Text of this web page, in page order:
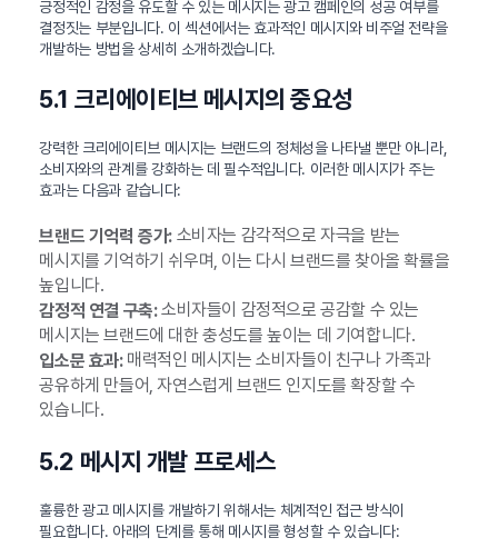
긍정적인 감정을 유도할 수 있는 메시지는 광고 캠페인의 성공 여부를
결정짓는 부분입니다. 이 섹션에서는 효과적인 메시지와 비주얼 전략을
개발하는 방법을 상세히 소개하겠습니다.
5.1 크리에이티브 메시지의 중요성
강력한 크리에이티브 메시지는 브랜드의 정체성을 나타낼 뿐만 아니라,
소비자와의 관계를 강화하는 데 필수적입니다. 이러한 메시지가 주는
효과는 다음과 같습니다:
브랜드 기억력 증가:소비자는 감각적으로 자극을 받는
메시지를 기억하기 쉬우며, 이는 다시 브랜드를 찾아올 확률을
높입니다.
감정적 연결 구축:소비자들이 감정적으로 공감할 수 있는
메시지는 브랜드에 대한 충성도를 높이는 데 기여합니다.
입소문 효과:매력적인 메시지는 소비자들이 친구나 가족과
공유하게 만들어, 자연스럽게 브랜드 인지도를 확장할 수
있습니다.
5.2 메시지 개발 프로세스
훌륭한 광고 메시지를 개발하기 위해서는 체계적인 접근 방식이
필요합니다. 아래의 단계를 통해 메시지를 형성할 수 있습니다: